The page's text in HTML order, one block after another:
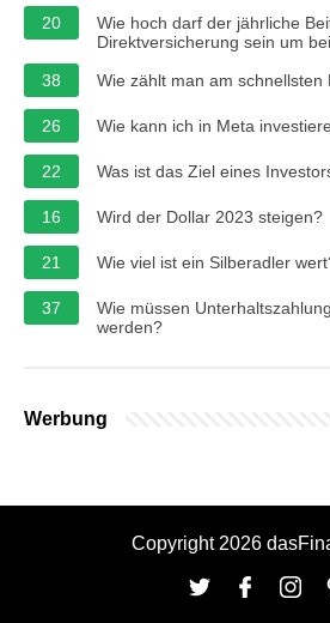
20
Wie hoch darf der jährliche
Direktversicherung sein um
38
Wie zählt man am schnellsten
26 Wie kann ich in Meta
22 Was ist das Ziel eines
16 Wird der Dollar 2023 steigen?
21 Wie viel ist ein Silberadler
37
Wie müssen
werden?
Werbung
Copyright 2026